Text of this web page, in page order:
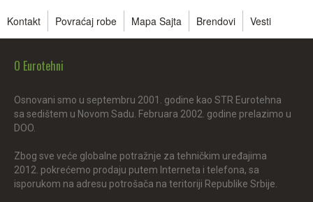
Kontakt Povraćaj robe Mapa Sajta Brendovi Vesti
O Eurotehni
Osnovani smo u septembru 2001. godine kao STR Eurotehna
sa sedištem u Novom Sadu. Februara 2002. godine prelazimo u
DOO.
Zbog sve veće globalne potražnje za tehničkim uređajima
2012. pokrećemo prodaju putem Interneta i telefona, sa
isporukom na adresu potrošača na teritoriji Republike Srbije.